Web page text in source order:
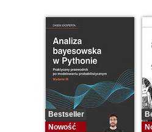
Bestseller
Nowość